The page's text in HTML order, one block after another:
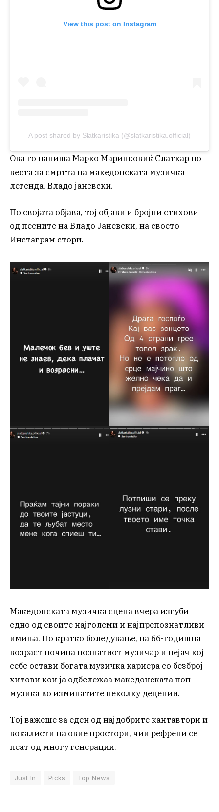
View this post on Instagram
A post shared by Slatkaristika (@slatkaristika.official)
Ова го напиша Марко Маринковиќ Слаткар по
веста за смртта на македонската музичка
легенда, Владо јаневски.
По својата објава, тој објави и бројни стихови
од песните на Владо Јаневски, на своето
Инстаграм стори.
Македонската музичка сцена вчера изгуби
едно од своите најголеми и најпрепознатливи
имиња. По кратко боледување, на 66-годишна
возраст почина познатиот музичар и пејач кој
себе остави богата музичка кариера со безброј
хитови кои ја одбележаа македонската поп-
музика во изминатите неколку децении.
Тој важеше за еден од најдобрите кантавтори и
вокалисти на овие простори, чии рефрени се
пеат од многу генерации.
Just In Picks Top News